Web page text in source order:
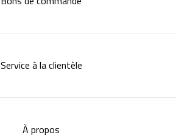
Service à la clientèle
À propos